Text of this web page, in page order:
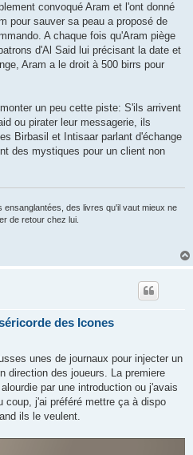
convoqué Aram et l'ont donné
pour sauver sa peau a proposé de
A chaque fois qu'Aram piège
d'Al Said lui précisant la date et
Aram a le droit à 500 birrs pour
un peu cette piste: S'ils arrivent
ou pirater leur messagerie, ils
Birbasil et Intisaar parlant d'échange
des mystiques pour un client non
des livres qu'il vaut mieux ne
de retour chez lui.
des Icones
unes de journaux pour injecter un
direction des joueurs. La premiere
par une introduction ou j'avais
coup, j'ai préféré mettre ça à dispo
ils le veulent.